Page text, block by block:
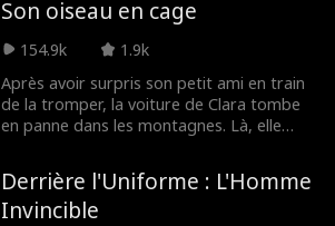
plaire à Davy, a poussé Cedric à céder un
héritage familial. Cedric, défiant, a enchéri
avec acharnement, provoquant une
confrontation publique dramatique. Ses
finances en désordre, l'avenir de Cedric
semblait sombre—jusqu'à l'intervention
Son oiseau en cage
154.9k
1.9k
Après avoir surpris son petit ami en train
de la tromper, la voiture de Clara tombe
en panne dans les montagnes. Là, elle
travaille à mi-temps comme mécanicien.
Elle l'accueille, ignorant qu'il est l'héritier
perdu d'une puissante famille. Leur
Derrière l'Uniforme : L'Homme
Invincible